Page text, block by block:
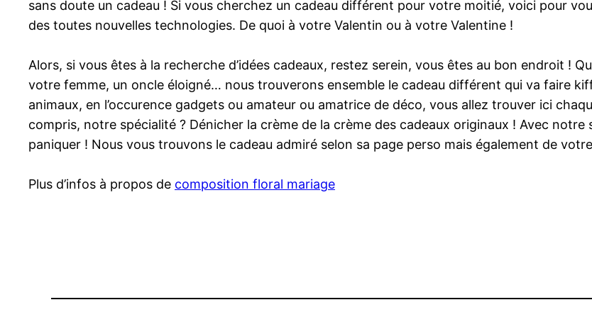
sans doute un cadeau ! Si vous cherchez un cadeau différent pour votre moitié, voici pour
des toutes nouvelles technologies. De quoi à votre Valentin ou à votre Valentine !
Alors, si vous êtes à la recherche d’idées cadeaux, restez serein, vous êtes au bon endroit !
votre femme, un oncle éloigné… nous trouverons ensemble le cadeau différent qui va faire
animaux, en l’occurence gadgets ou amateur ou amatrice de déco, vous allez trouver ici
compris, notre spécialité ? Dénicher la crème de la crème des cadeaux originaux ! Avec notre
paniquer ! Nous vous trouvons le cadeau admiré selon sa page perso mais également de
Plus d’infos à propos de composition floral mariage